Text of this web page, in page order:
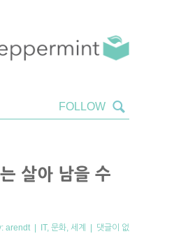
살아 남을 수
arendt | IT, 문화 세계 | 댓글이 없